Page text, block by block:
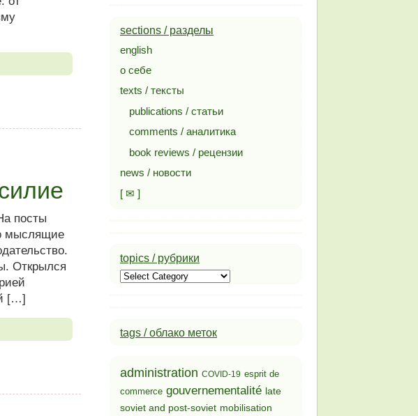
посты
мыслящие
Открылся
[…]
sections / разделы
english
о себе
texts / тексты
publications / статьи
comments / аналитика
book reviews / рецензии
news / новости
[ ✉ ]
topics / рубрики
topics
/
tags / облако меток
administration COVID-19 esprit de
commerce gouvernementalité late
soviet and post-soviet mobilisation